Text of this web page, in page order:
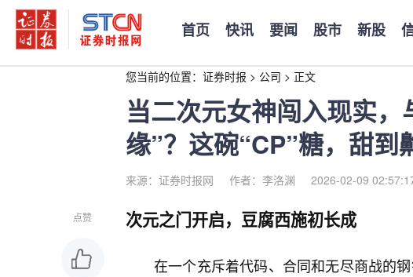
首页 快讯 要闻 股市 新股
您当前的位置： 证券时报 > 公司 > 正文
当二次元女神闯入现实
缘”？这碗“CP”糖，甜到
来源：证券时报网 作者：李洛渊 2026-02-09
点赞 次元之门开启，豆腐西施初长成
在一个充斥着代码、合同和无尽商战的